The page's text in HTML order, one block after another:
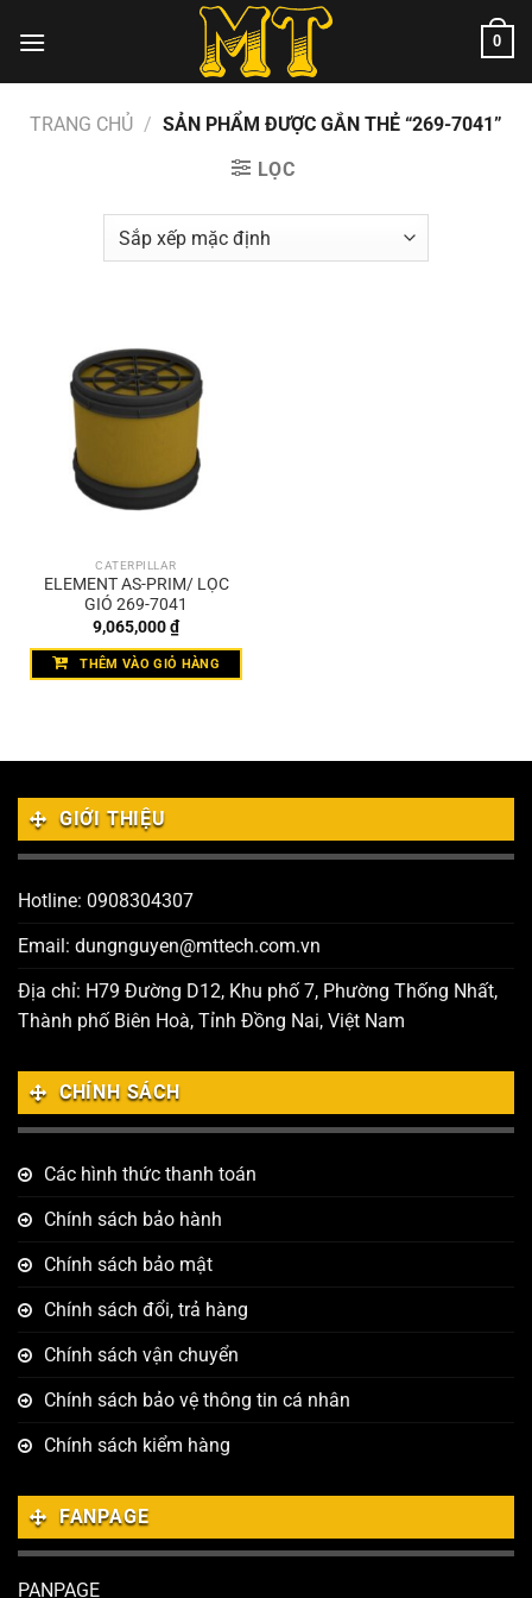
đến
0
TRANG CHỦ / SẢN PHẨM ĐƯỢC GẮN THẺ “269-7041”
LỌC
CATERPILLAR
ELEMENT AS-PRIM/ LỌC
GIÓ 269-7041
9,065,000₫
THÊM VÀO GIỎ HÀNG
GIỚI THIỆU
Hotline: 0908304307
Email: dungnguyen@mttech.com.vn
Địa chỉ: H79 Đường D12, Khu phố 7, Phường Thống Nhất,
Thành phố Biên Hoà, Tỉnh Đồng Nai, Việt Nam
CHÍNH SÁCH
Các hình thức thanh toán
Chính sách bảo hành
Chính sách bảo mật
Chính sách đổi, trả hàng
Chính sách vận chuyển
Chính sách bảo vệ thông tin cá nhân
Chính sách kiểm hàng
FANPAGE
PANPAGE